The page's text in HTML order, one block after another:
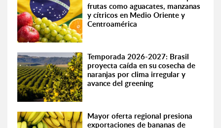
frutas como aguacates, manzanas
y cítricos en Medio Oriente y
Centroamérica
Temporada 2026-2027: Brasil
proyecta caída en su cosecha de
naranjas por clima irregular y
avance del greening
Mayor oferta regional presiona
exportaciones de bananas de